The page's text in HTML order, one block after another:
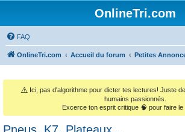
OnlineTri.com
FAQ
OnlineTri.com Accueil du forum Petites
⚠️ Ici, pas d'algorithme pour dicter tes lectures! Juste
humains passionnés.
Excerce ton esprit critique 🧠 pour faire le
Pneus, K7, Plateaux...